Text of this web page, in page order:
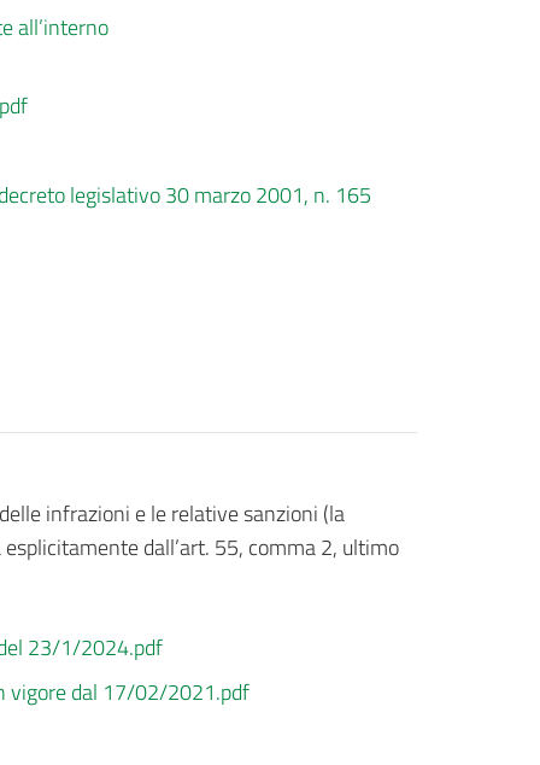
all’interno
legislativo 30 marzo 2001, n. 165
infrazioni e le relative sanzioni (la
dall’art. 55, comma 2, ultimo
23/1/2024.pdf
vigore dal 17/02/2021.pdf